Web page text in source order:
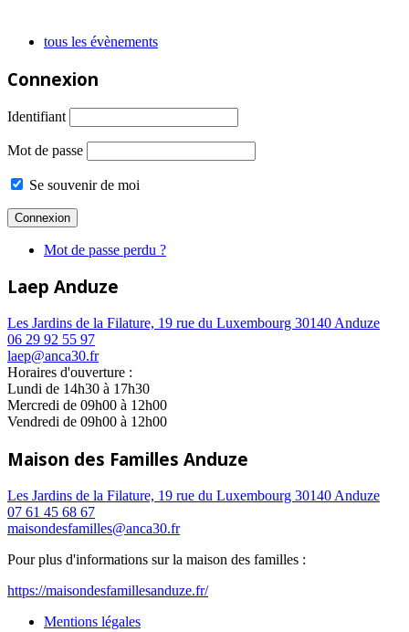
tous les évènements
Connexion
Identifiant
Mot de passe
Se souvenir de moi
Mot de passe perdu ?
Laep Anduze
Les Jardins de la Filature, 19 rue du Luxembourg 30140 Anduze
06 29 92 55 97
laep@anca30.fr
Horaires d'ouverture :
Lundi de 14h30 à 17h30
Mercredi de 09h00 à 12h00
Vendredi de 09h00 à 12h00
Maison des Familles Anduze
Les Jardins de la Filature, 19 rue du Luxembourg 30140 Anduze
07 61 45 68 67
maisondesfamilles@anca30.fr
Pour plus d'informations sur la maison des familles :
https://maisondesfamillesanduze.fr/
Mentions légales